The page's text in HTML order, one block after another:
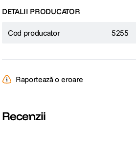
DETALII PRODUCATOR
Cod producator 5255
Raportează o eroare
Recenzii